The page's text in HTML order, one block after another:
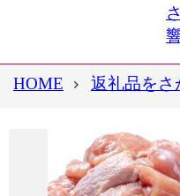
HOME 返礼品をさ